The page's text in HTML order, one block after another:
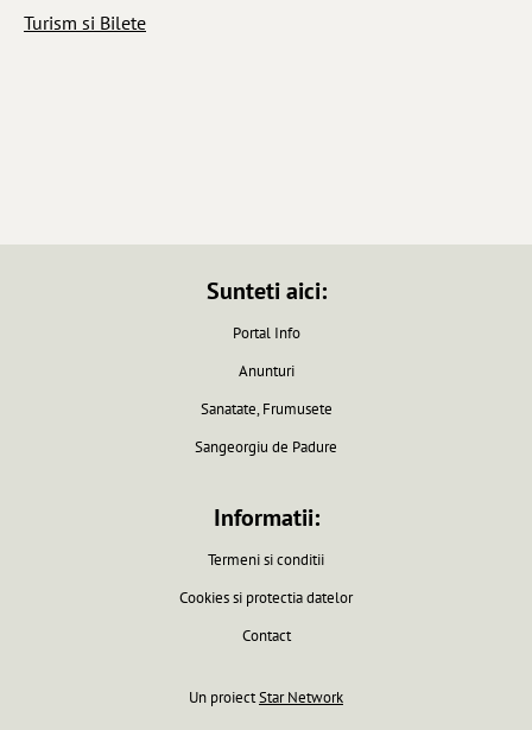
Turism si Bilete
Sunteti aici:
Portal Info
Anunturi
Sanatate, Frumusete
Sangeorgiu de Padure
Informatii:
Termeni si conditii
Cookies si protectia datelor
Contact
Un proiectStar Network